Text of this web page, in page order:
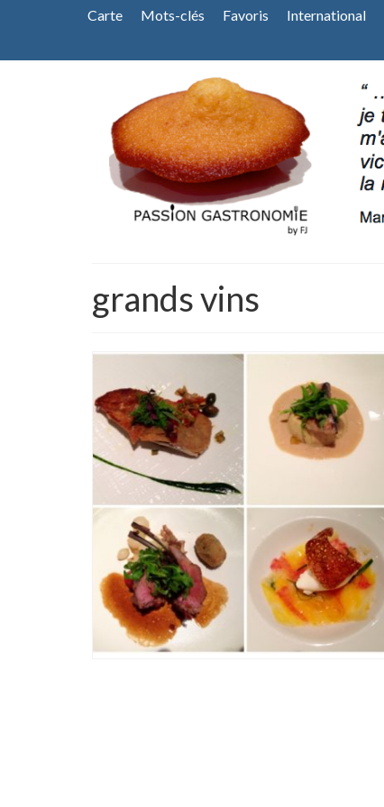
Carte Mots-clés Favoris International
grands vins